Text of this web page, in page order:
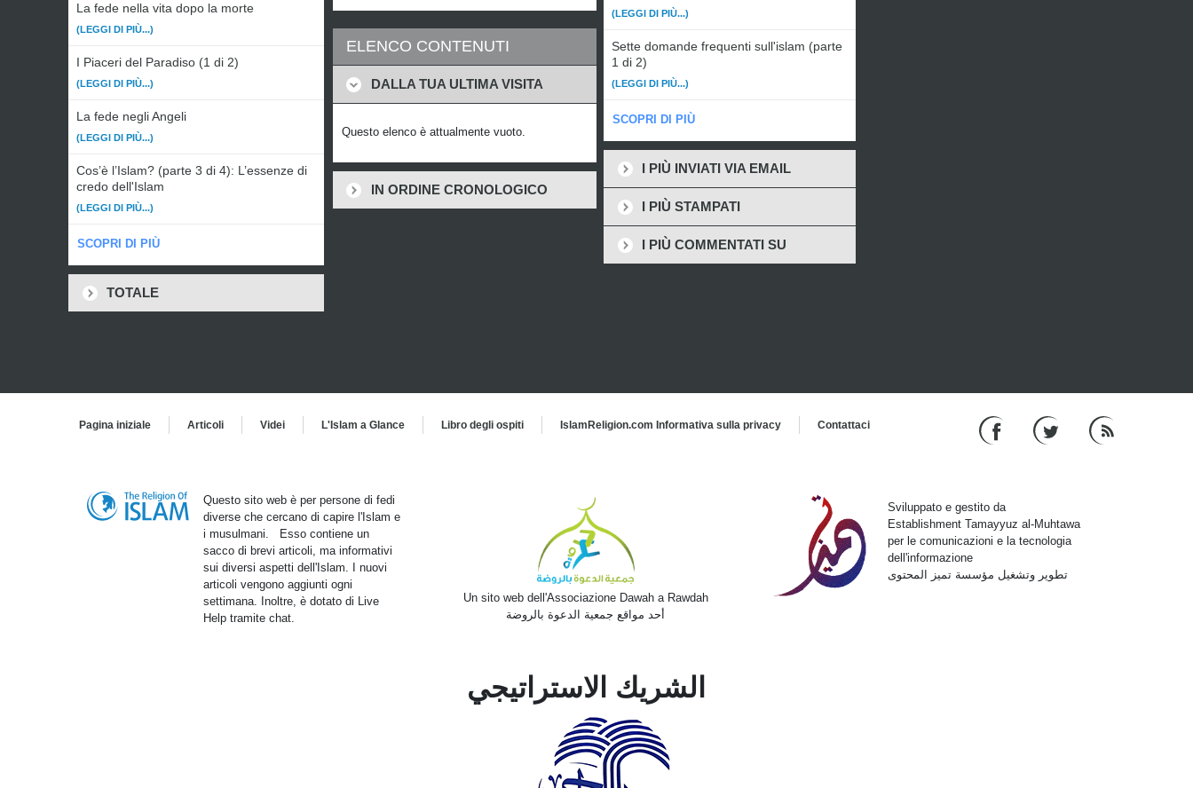
La fede nella vita dopo la morte
(LEGGI DI PIÙ...)
I Piaceri del Paradiso (1 di 2)
(LEGGI DI PIÙ...)
La fede negli Angeli
(LEGGI DI PIÙ...)
Cos’è l’Islam? (parte 3 di 4): L’essenze di
credo dell'Islam
(LEGGI DI PIÙ...)
SCOPRI DI PIÙ
TOTALE
ELENCO CONTENUTI
DALLA TUA ULTIMA VISITA
Questo elenco è attualmente vuoto.
IN ORDINE CRONOLOGICO
(LEGGI DI PIÙ...)
Sette domande frequenti sull'islam (parte
1 di 2)
(LEGGI DI PIÙ...)
SCOPRI DI PIÙ
I PIÙ INVIATI VIA EMAIL
I PIÙ STAMPATI
I PIÙ COMMENTATI SU
Pagina iniziale Articoli Videi L'Islam a Glance Libro degli ospiti IslamReligion.com Informativa sulla privacy Contattaci
Questo sito web è per persone di fedi
diverse che cercano di capire l'Islam e
i musulmani. Esso contiene un
sacco di brevi articoli, ma informativi
sui diversi aspetti dell'Islam. I nuovi
articoli vengono aggiunti ogni
settimana. Inoltre, è dotato di Live
Help tramite chat.
Un sito web dell'Associazione Dawah a Rawdah
أحد مواقع جمعية الدعوة بالروضة
Sviluppato e gestito da
Establishment Tamayyuz al-Muhtawa
per le comunicazioni e la tecnologia
dell'informazione
تطوير وتشغيل مؤسسة تميز المحتوى
الشريك الاستراتيجي